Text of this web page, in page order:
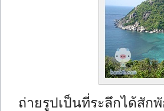
ถ่ายรูปเป็นที่ระลึกได้สัก